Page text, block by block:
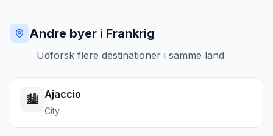
Andre byer i Frankrig
Udforsk flere destinationer i samme land
🏙️ Ajaccio
City